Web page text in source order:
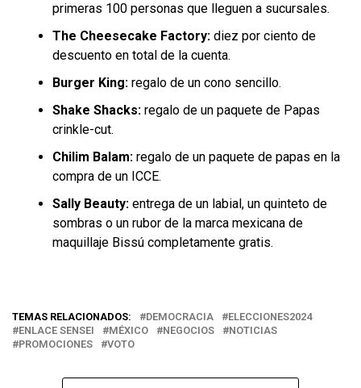
primeras 100 personas que lleguen a sucursales.
The Cheesecake Factory: diez por ciento de
descuento en total de la cuenta.
Burger King: regalo de un cono sencillo.
Shake Shacks: regalo de un paquete de Papas
crinkle-cut.
Chilim Balam: regalo de un paquete de papas en la
compra de un ICCE.
Sally Beauty: entrega de un labial, un quinteto de
sombras o un rubor de la marca mexicana de
maquillaje Bissú completamente gratis.
TEMAS RELACIONADOS: DEMOCRACIA
ELECCIONES2024
ENLACE SENSEI
MÉXICO NEGOCIOS
NOTICIAS
PROMOCIONES
VOTO